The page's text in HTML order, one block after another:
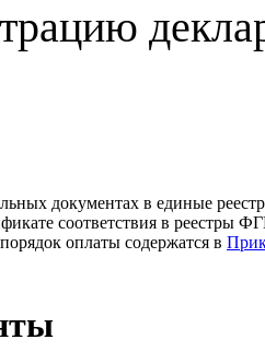
документах в единые
соответствия в реестры
оплаты содержатся в